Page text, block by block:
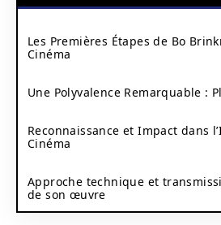
Les Premières Étapes de Bo
Cinéma
Une Polyvalence Remarquable :
Reconnaissance et Impact dans
Cinéma
Approche technique et
de son œuvre